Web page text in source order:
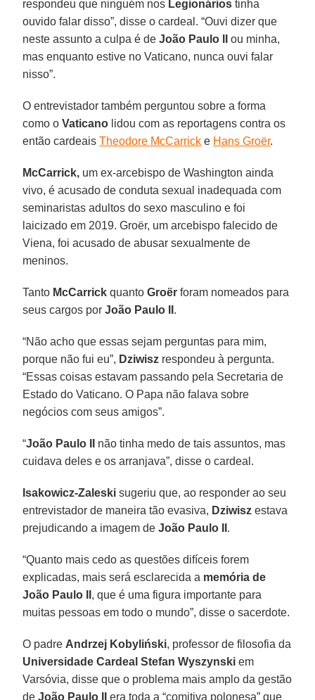
respondeu que ninguém nos Legionários tinha
ouvido falar disso”, disse o cardeal. “Ouvi dizer que
neste assunto a culpa é deJoão Paulo II
ou minha,
mas enquanto estive no Vaticano, nunca ouvi falar
nisso”.
O entrevistador também perguntou sobre a forma
como oVaticano lidou com as reportagens contra os
então cardeaisTheodore McCarrick e Hans Groër.
McCarrick, um ex-arcebispo de Washington ainda
vivo, é acusado de conduta sexual inadequada com
seminaristas adultos do sexo masculino e foi
laicizado em 2019. Groër, um arcebispo falecido de
Viena, foi acusado de abusar sexualmente de
meninos.
Tanto McCarrick quantoGroër foram nomeados para
seus cargos porJoão Paulo II .
“Não acho que essas sejam perguntas para mim,
porque não fui eu”, Dziwisz respondeu à pergunta.
“Essas coisas estavam passando pela Secretaria de
Estado do Vaticano. O Papa não falava sobre
negócios com seus amigos”.
“João Paulo II
não tinha medo de tais assuntos, mas
cuidava deles e os arranjava”, disse o cardeal.
Isakowicz-Zaleski sugeriu que, ao responder ao seu
entrevistador de maneira tão evasiva, Dziwisz estava
prejudicando a imagem deJoão Paulo II .
“Quanto mais cedo as questões difíceis forem
explicadas, mais será esclarecida a memória de
João Paulo II , que é uma figura importante para
muitas pessoas em todo o mundo”, disse o sacerdote.
O padre Andrzej Kobyliński, professor de filosofia da
Universidade Cardeal Stefan Wyszynski em
Varsóvia, disse que o problema mais amplo da gestão
deJoão Paulo II
era toda a “comitiva polonesa” que